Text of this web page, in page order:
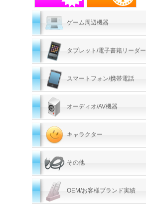
ゲーム周辺機器
タブレット/電子書籍リーダー
スマートフォン/携帯電話
オーディオ/AV機器
キャラクター
その他
OEM/お客様ブランド実績